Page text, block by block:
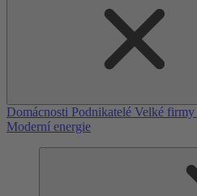
Domácnosti Podnikatelé Velké firmy
Moderní energie